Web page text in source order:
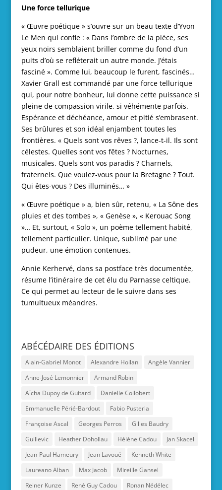
Une force tellurique
« Œuvre poétique » s’ouvre sur un beau texte d’Yvon
Le Men qui confie : « Dans l’ombre de la pièce, ses
yeux noirs semblaient briller comme du fond d’un
puits d’où se refléterait un autre monde. J’étais
fasciné ». Comme lui, beaucoup le furent, fascinés…
Xavier Grall est commandé par une force tellurique
qui, pour notre bonheur, lui donne cette puissance si
pleine de compassion virile, si véhémente parfois.
Espérance et déchéance, amour et pitié s’embrasent.
Ses brûlures et son idéal enjambent toutes les
frontières. « Quels sont vos rêves ?, lance-t-il. Ils sont
célestes. Quelles sont vos fêtes ? Nocturnes,
musicales. Quels sont vos paradis ? Charnels,
fraternels. Que voulez-vous pour la Bretagne ? Tout.
Qui êtes-vous ? Des illuminés… »
« Œuvre poétique » a, bien sûr, retenu, « La Sône des
pluies et des tombes », « Genèse », « Kerouac Song
»… Et, surtout, « Solo », un poème tellement habité,
tellement particulier. Unique, sublimé par une
pudeur, une émotion contenues.
Annie Kerhervé, dans sa postface très documentée,
résume l’itinéraire de cet élu du Parnasse celtique.
Ce qui permet au lecteur de le suivre dans ses
tumultueux méandres.
ABÉCÉDAIRE DES ÉDITIONS
Alain-Gabriel Monot Alexandre Hollan
Angèle Vannier
Anne-José Lemonnier
Armand Robin
Aïcha Dupoy de Guitard
Danielle Collobert
Emmanuelle Périé-Bardout
Fabio Pusterla
Françoise Ascal
Georges Perros
Gilles Baudry
Guillevic
Heather Dohollau Hélène Cadou
Jan Skacel
Jean-Paul Hameury
Jean Lavoué
Kenneth White
Laureano Alban
Max Jacob
Mireille Gansel
Reiner Kunze
René Guy Cadou Ronan Nédélec